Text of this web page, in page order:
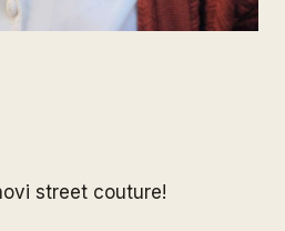
street couture!